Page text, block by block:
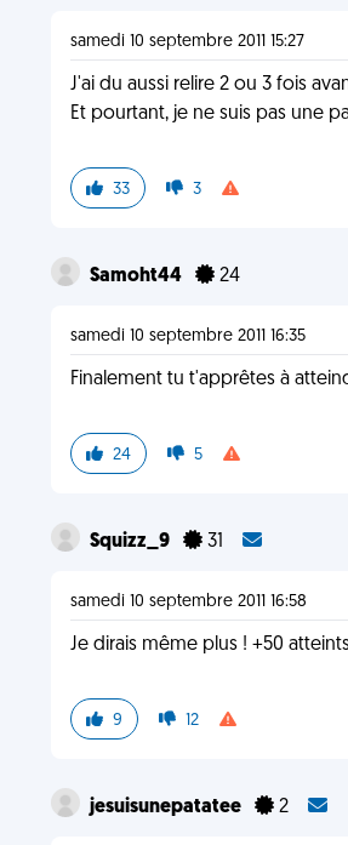
samedi 10 septembre 2011 15:27
J'ai du aussi relire 2 ou 3 fois
Et pourtant, je ne suis pas une
33 3
Samoht44 24
samedi 10 septembre 2011 16:35
Finalement tu t'apprêtes à
24 5
Squizz_9 31
samedi 10 septembre 2011 16:58
Je dirais même plus ! +50
9 12
jesuisunepatatee 2